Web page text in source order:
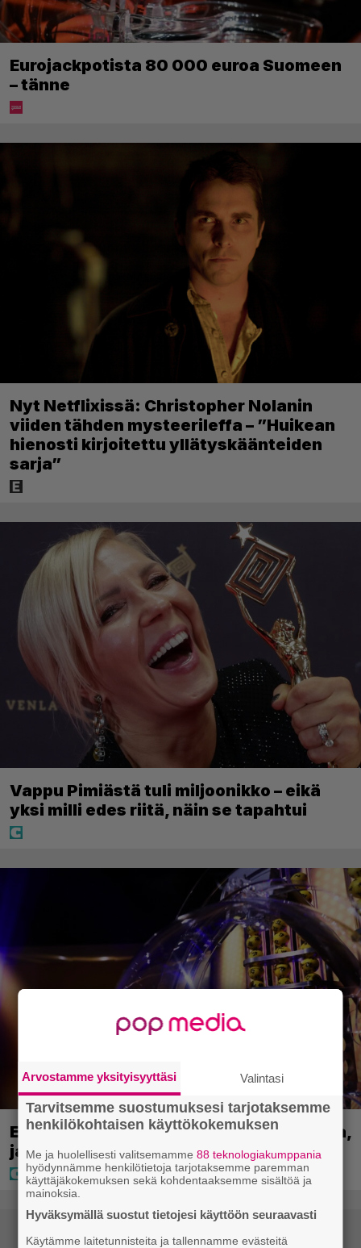
Eurojackpotista 80 000 euroa Suomeen
– tänne
Nyt Netflixissä: Christopher Nolanin
viiden tähden mysteerileffa – ”Huikean
hienosti kirjoitettu yllätyskäänteiden
sarja”
Vappu Pimiästä tuli miljoonikko – eikä
yksi milli edes riitä, näin se tapahtui
Eurojackpotissa poksahti 32,7 miljoonaa,
ja tänne Suomen isoin voitto meni
Arvostamme yksityisyyttäsi Valintasi
Tarvitsemme suostumuksesi tarjotaksemme
henkilökohtaisen käyttökokemuksen
Me ja huolellisesti valitsemamme88 teknologiakumppania
hyödynnämme henkilötietoja tarjotaksemme paremman
käyttäjäkokemuksen sekä kohdentaaksemme sisältöä ja
mainoksia.
Hyväksymällä suostut tietojesi käyttöön seuraavasti
Käytämme laitetunnisteita ja tallennamme evästeitä